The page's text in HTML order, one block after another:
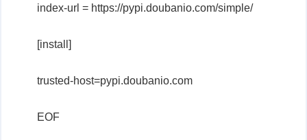
index-url = https://pypi.doubanio.com/simple/
[install]
trusted-host=pypi.doubanio.com
EOF